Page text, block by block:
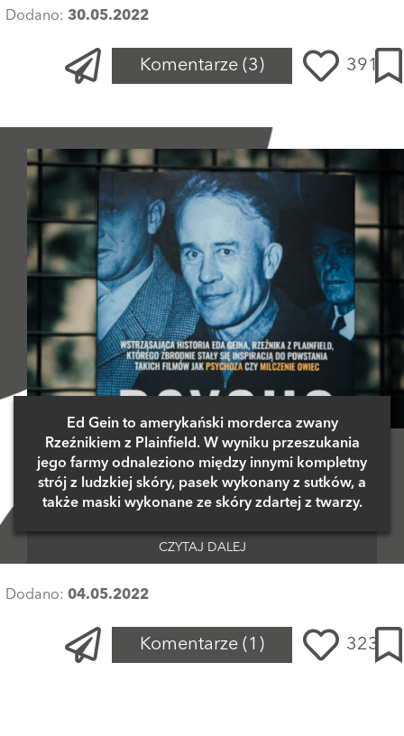
Dodano: 30.05.2022
Komentarze (3) 391
Ed Gein to amerykański morderca zwany
Rzeźnikiem z Plainfield. W wyniku przeszukania
jego farmy odnaleziono między innymi kompletny
strój z ludzkiej skóry, pasek wykonany z sutków, a
także maski wykonane ze skóry zdartej z twarzy.
CZYTAJ DALEJ
Dodano: 04.05.2022
Komentarze (1) 323